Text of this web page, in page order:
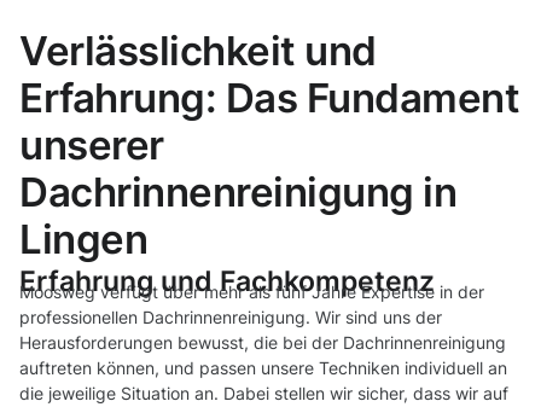
Verlässlichkeit und
Erfahrung: Das Fundament
unserer
Dachrinnenreinigung in
Lingen
Erfahrung und Fachkompetenz
Moosweg verfügt über mehr als fünf Jahre Expertise in der
professionellen Dachrinnenreinigung. Wir sind uns der
Herausforderungen bewusst, die bei der Dachrinnenreinigung
auftreten können, und passen unsere Techniken individuell an
die jeweilige Situation an. Dabei stellen wir sicher, dass wir auf